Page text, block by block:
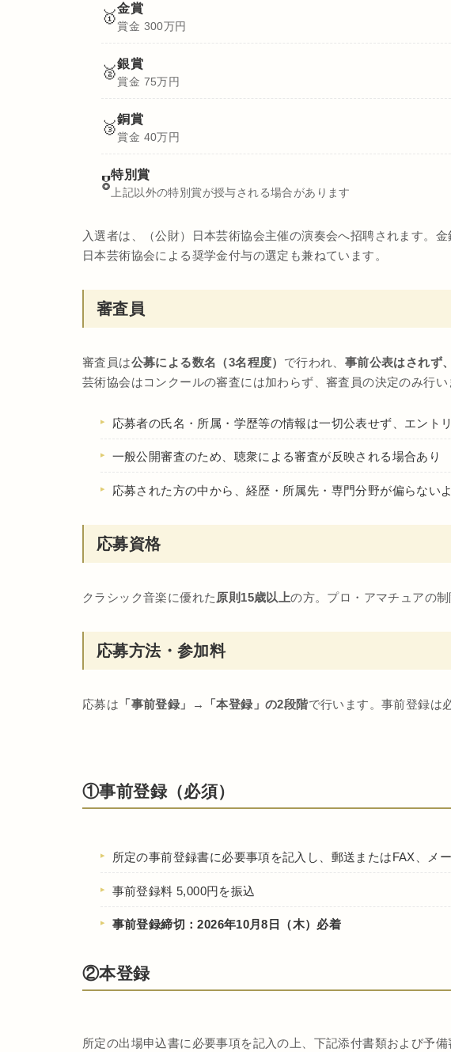
🥇金賞
賞金 300万円
🥈銀賞
賞金 75万円
🥉銅賞
賞金 40万円
🎖特別賞
上記以外の特別賞が授与される場合があります
入選者は、（公財）日本芸術協会主催の演奏会へ招聘されます。
日本芸術協会による奨学金付与の選定も兼ねています。
審査員
審査員は公募による数名（3名程度） で行われ、 事前公表はされず
芸術協会はコンクールの審査には加わらず、審査員の決定のみ行い
応募者の氏名・所属・学歴等の情報は一切公表せず、エント
一般公開審査のため、聴衆による審査が反映される場合あり
応募された方の中から、経歴・所属先・専門分野が偏らない
応募資格
クラシック音楽に優れた 原則15歳以上の方。プロ・アマチュアの
応募方法・参加料
応募は 「事前登録」→「本登録」の2段階で行います。事前登録は
①事前登録（必須）
所定の事前登録書に必要事項を記入し、郵送またはFAX、メ
事前登録料 5,000円を振込
事前登録締切：2026年10月8日（木）必着
②本登録
所定の出場申込書に必要事項を記入の上、下記添付書類および予